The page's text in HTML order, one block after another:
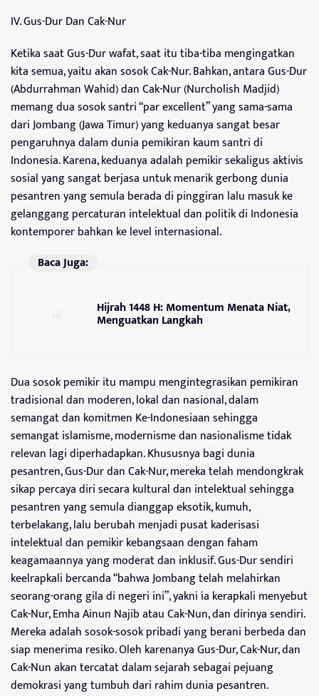
IV. Gus-Dur Dan Cak-Nur
Ketika saat Gus-Dur wafat, saat itu tiba-tiba mengingatkan
kita semua, yaitu akan sosok Cak-Nur. Bahkan, antara Gus-Dur
(Abdurrahman Wahid) dan Cak-Nur (Nurcholish Madjid)
memang dua sosok santri “par excellent” yang sama-sama
dari Jombang (Jawa Timur) yang keduanya sangat besar
pengaruhnya dalam dunia pemikiran kaum santri di
Indonesia. Karena, keduanya adalah pemikir sekaligus aktivis
sosial yang sangat berjasa untuk menarik gerbong dunia
pesantren yang semula berada di pinggiran lalu masuk ke
gelanggang percaturan intelektual dan politik di Indonesia
kontemporer bahkan ke level internasional.
Baca Juga:
Hijrah 1448 H: Momentum Menata Niat,
Menguatkan Langkah
Dua sosok pemikir itu mampu mengintegrasikan pemikiran
tradisional dan moderen, lokal dan nasional, dalam
semangat dan komitmen Ke-Indonesiaan sehingga
semangat islamisme, modernisme dan nasionalisme tidak
relevan lagi diperhadapkan. Khususnya bagi dunia
pesantren, Gus-Dur dan Cak-Nur, mereka telah mendongkrak
sikap percaya diri secara kultural dan intelektual sehingga
pesantren yang semula dianggap eksotik, kumuh,
terbelakang, lalu berubah menjadi pusat kaderisasi
intelektual dan pemikir kebangsaan dengan faham
keagamaannya yang moderat dan inklusif. Gus-Dur sendiri
keelrapkali bercanda “bahwa Jombang telah melahirkan
seorang-orang gila di negeri ini”, yakni ia kerapkali menyebut
Cak-Nur, Emha Ainun Najib atau Cak-Nun, dan dirinya sendiri.
Mereka adalah sosok-sosok pribadi yang berani berbeda dan
siap menerima resiko. Oleh karenanya Gus-Dur, Cak-Nur, dan
Cak-Nun akan tercatat dalam sejarah sebagai pejuang
demokrasi yang tumbuh dari rahim dunia pesantren.